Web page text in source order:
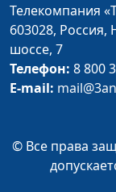
Стать
Потребности и
Телекомпания
603028, Россия,
шоссе, 7
Телефон: 8 800
E-mail:
© Все права